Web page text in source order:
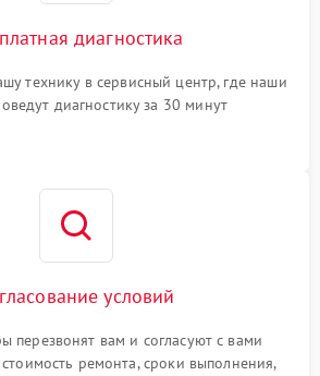
диагностика
технику в сервисный центр, где наши
диагностику за 30 минут
условий
перезвонят вам и согласуют с вами
ремонта, сроки выполнения,